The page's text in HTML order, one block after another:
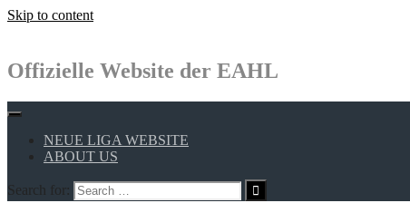
Skip to content
Offizielle Website der EAHL
NEUE LIGA WEBSITE
ABOUT US
Search for: